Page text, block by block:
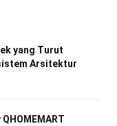
yang Turut
Arsitektur